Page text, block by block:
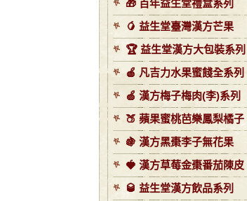
🎁 百年益生堂禮盒系列
🥭 益生堂臺灣漢方芒果
🏆 益生堂漢方大包裝系列
🍎 凡吉力水果蜜餞全系列
🍏 漢方梅子梅肉(李)系列
🍑 蘋果蜜桃芭樂鳳梨橘子
🍇 漢方黑棗李子無花果
🍓 漢方草莓金棗番茄陳皮
🥃 益生堂漢方飲品系列